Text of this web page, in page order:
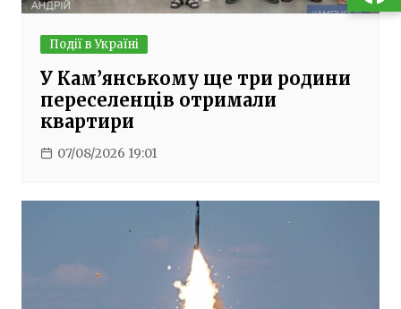
Події в Україні
У Кам’янському ще три родини
переселенців отримали
квартири
07/08/2026 19:01